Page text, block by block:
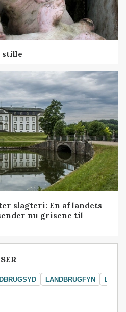
stille
slagteri: En af landets
nu grisene til
LANDBRUGFYN